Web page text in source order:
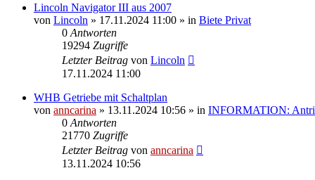
Lincoln Navigator III aus 2007
von Lincoln » 17.11.2024 11:00 » in Biete Privat
0 Antworten
19294 Zugriffe
Letzter Beitrag von Lincoln
17.11.2024 11:00
WHB Getriebe mit Schaltplan
von anncarina » 13.11.2024 10:56 » in INFORMATION:
0 Antworten
21770 Zugriffe
Letzter Beitrag von anncarina
13.11.2024 10:56